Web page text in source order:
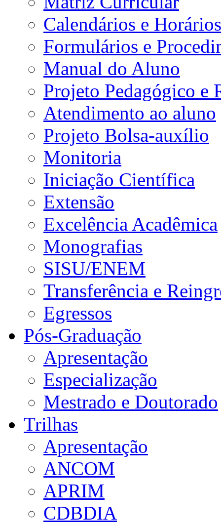
Calendários e Horários
Formulários e
Manual do Aluno
Projeto Pedagógico e
Atendimento ao aluno
Projeto Bolsa-auxílio
Monitoria
Iniciação Científica
Extensão
Excelência Acadêmica
Monografias
SISU/ENEM
Transferência e
Egressos
Pós-Graduação
Apresentação
Especialização
Mestrado e Doutorado
Trilhas
Apresentação
ANCOM
APRIM
CDBDIA